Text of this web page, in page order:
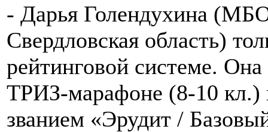
- Дарья Голендухина
Свердловская область)
рейтинговой системе.
ТРИЗ-марафоне (8-10 кл.)
званием «Эрудит /